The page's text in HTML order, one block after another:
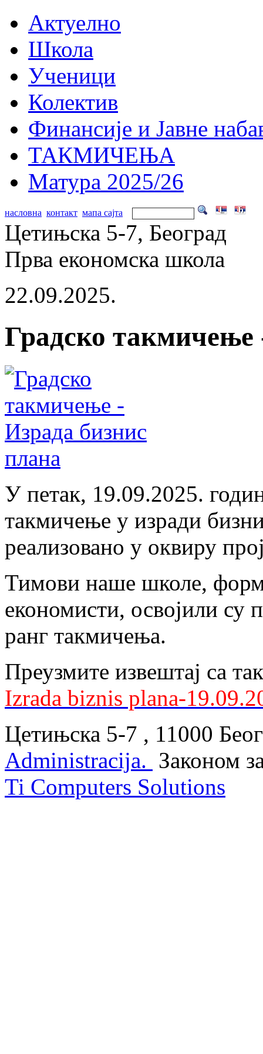
Актуелно
Школа
Ученици
Колектив
Финансије и Јавне
ТАКМИЧЕЊА
Матура 2025/26
насловна контакт мапа сајта
Цетињска 5-7, Београд
Прва економска школа
22.09.2025.
Градско такмичење
У петак, 19.09.2025.
такмичење у изради
реализовано у оквиру
Тимови наше школе,
економисти, освојили
ранг такмичења.
Преузмите извештај са
Izrada biznis plana-
Цетињска 5-7 , 11000
Administracija. Законом
Ti Computers Solutions